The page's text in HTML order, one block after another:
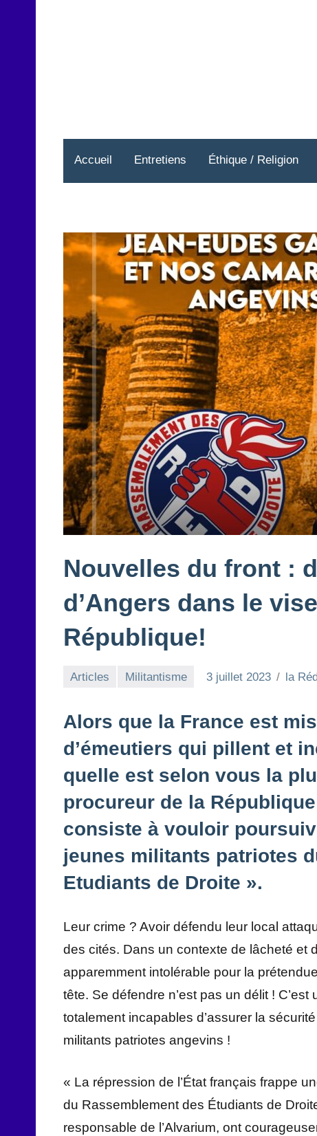
Accueil Entretiens Éthique / Religion
Nouvelles du front :
d’Angers dans le
République!
Articles Militantisme 3 juillet 2023 la
Alors que la France est
d’émeutiers qui pillent et
quelle est selon vous la
procureur de la
consiste à vouloir
jeunes militants patriotes
Etudiants de Droite ».
Leur crime ? Avoir défendu leur local
des cités. Dans un contexte de lâcheté et
apparemment intolérable pour la
tête. Se défendre n’est pas un délit !
totalement incapables d’assurer la
militants patriotes angevins !
« La répression de l’État français frappe
du Rassemblement des Étudiants de
responsable de l’Alvarium, ont